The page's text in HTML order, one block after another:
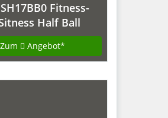
Fitness-
Half Ball
schwarz
Angebot*